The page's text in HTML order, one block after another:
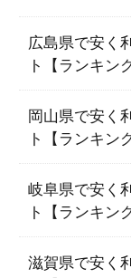
広島県で安く
ト【ランキン
岡山県で安く
ト【ランキン
岐阜県で安く
ト【ランキン
滋賀県で安く